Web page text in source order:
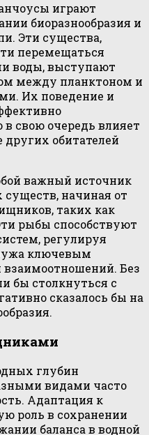
играют
биоразнообразия и
Эти существа,
перемещаться
воды, выступают
между планктоном и
Их поведение и
в свою очередь влияет
других обитателей
важный источник
начиная от
таких как
рыбы способствуют
регулируя
ключевым
Без
бы столкнуться с
сказалось бы на
глубин
видами часто
Адаптация к
роль в сохранении
баланса в водной